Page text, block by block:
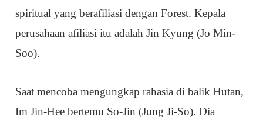
spiritual yang berafiliasi dengan Forest. Kepala
perusahaan afiliasi itu adalah Jin Kyung (Jo Min-
Soo).
Saat mencoba mengungkap rahasia di balik Hutan,
Im Jin-Hee bertemu So-Jin (Jung Ji-So). Dia